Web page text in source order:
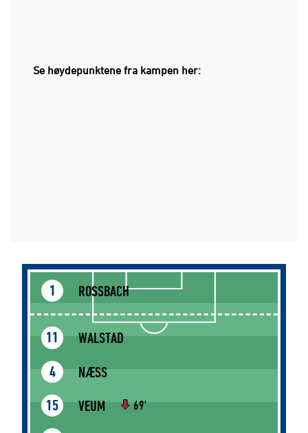
Se høydepunktene fra kampen her:
1 ROSSBACH
11 WALSTAD
4 NÆSS
15 VEUM 69'